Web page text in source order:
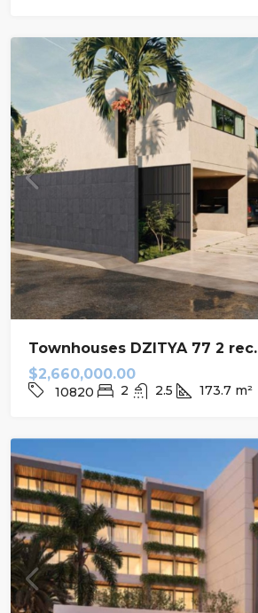
Townhouses DZITYA 77 2 rec.
$2,660,000.00
10820 2 2.5 173.7 m²